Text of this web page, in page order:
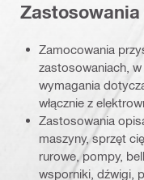
Zastosowania
Zamocowania
zastosowaniach,
wymagania
włącznie z
Zastosowania
maszyny, sprzęt
rurowe, pompy,
wsporniki, dźwigi,